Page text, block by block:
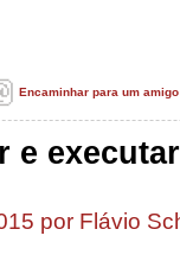
Encaminhar para um amigo
e
por Flávio